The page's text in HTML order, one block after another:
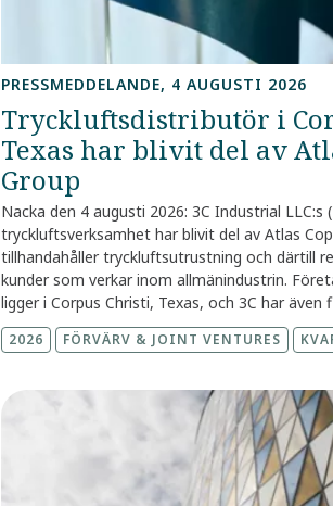
PRESSMEDDELANDE, 4 AUGUSTI 2026
Tryckluftsdistributör i
Texas har blivit del av
Group
Nacka den 4 augusti 2026: 3C Industrial LLC:s
tryckluftsverksamhet har blivit del av Atlas
tillhandahåller tryckluftsutrustning och därtill
kunder som verkar inom allmänindustrin.
ligger i Corpus Christi, Texas, och 3C har även
tätorterna i Texas; Houston, Fort Worth, San
3C har 26 anställda medarbetare. "Vi är glada
kundkontakt i Texas till förmån för våra
kunder," sade Philippe Ernens,
Kompressorteknik. Köpeskillingen offentliggörs
hade företaget en omsättning på cirka 108
blir en del av servicedivisionen inom
2026 FÖRVÄRV & JOINT VENTURES